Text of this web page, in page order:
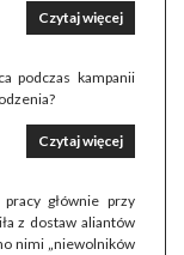
Czytaj więcej
podczas kampanii
Czytaj więcej
głównie przy
z dostaw aliantów
nimi „niewolników